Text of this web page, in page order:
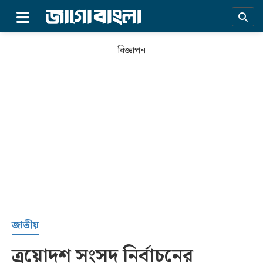
সর্বশেষ
বিজ্ঞাপন
জাতীয়
ত্রয়োদশ সংসদ নির্বাচনের